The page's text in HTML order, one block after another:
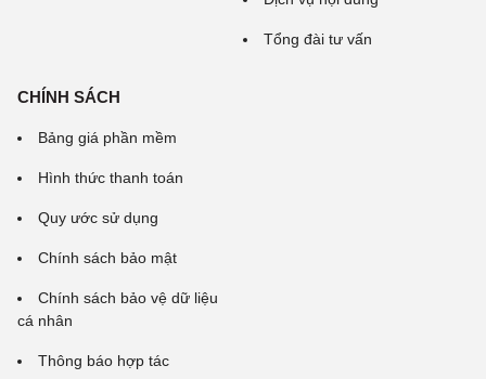
Tổng đài tư vấn
CHÍNH SÁCH
Bảng giá phần mềm
Hình thức thanh toán
Quy ước sử dụng
Chính sách bảo mật
Chính sách bảo vệ dữ liệu
cá nhân
Thông báo hợp tác